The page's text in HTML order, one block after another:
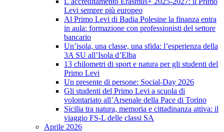
Levi sempre più europeo
Al Primo Levi di Badia Polesine la finanza entra
in aula: formazione con professionisti del settore
bancario
Un’isola, una classe, una sfida: l’esperienza della
3A SU all’Isola d’Elba
13 chilometri di sport e natura per gli studenti del
Primo Levi
Un presente di persone: Social-Day 2026
Gli studenti del Primo Levi a scuola di
volontariato all’Arsenale della Pace di Torino
Sicilia tra natura, memoria e cittadinanza attiva: il
viaggio FS-L delle classi SA
Aprile 2026